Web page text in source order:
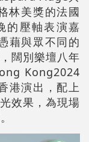
林美獎的法國
的壓軸表演嘉
藉與眾不同的
闊別樂壇八年
Kong2024
港演出，配上
效果，為現場